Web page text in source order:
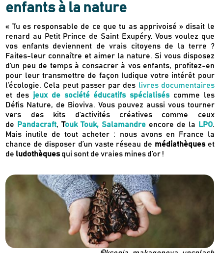
enfants à la nature
« Tu es responsable de ce que tu as apprivoisé » disait le
renard au Petit Prince de Saint Exupéry. Vous voulez que
vos enfants deviennent de vrais citoyens de la terre ?
Faites-leur connaître et aimer la nature. Si vous disposez
d’un peu de temps à consacrer à vos enfants, profitez-en
pour leur transmettre de façon ludique votre intérêt pour
l’écologie. Cela peut passer par des livres documentaires
et des jeux de société éducatifs spécialisés comme les
Défis Nature, de Bioviva. Vous pouvez aussi vous tourner
vers des kits d’activités créatives comme ceux
de
Pandacraft,Touk Touk, Salamandre encore de la LPO.
Mais inutile de tout acheter : nous avons en France la
chance de disposer d’un vaste réseau de médiathèqueset
de ludothèquesqui sont de vraies mines d’or !